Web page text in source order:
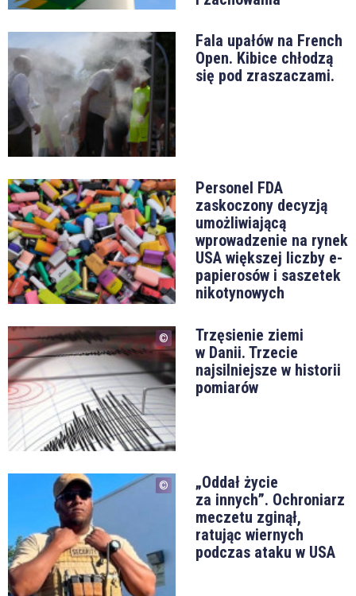
Fala upałów na French
Open. Kibice chłodzą
się pod zraszaczami.
Personel FDA
zaskoczony decyzją
umożliwiającą
wprowadzenie na rynek
USA większej liczby e-
papierosów i saszetek
nikotynowych
Trzęsienie ziemi
w Danii. Trzecie
najsilniejsze w historii
pomiarów
„Oddał życie
za innych”. Ochroniarz
meczetu zginął,
ratując wiernych
podczas ataku w USA